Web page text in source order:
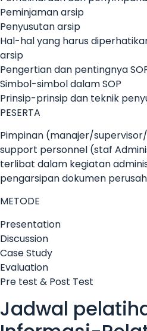
Peminjaman arsip
Penyusutan arsip
Hal-hal yang harus
arsip
Pengertian dan pentingnya
Simbol-simbol dalam SOP
Prinsip-prinsip dan teknik
PESERTA
Pimpinan (manajer/
support personnel (staf
terlibat dalam kegiatan
pengarsipan dokumen
METODE
Presentation
Discussion
Case Study
Evaluation
Pre test & Post Test
Jadwal